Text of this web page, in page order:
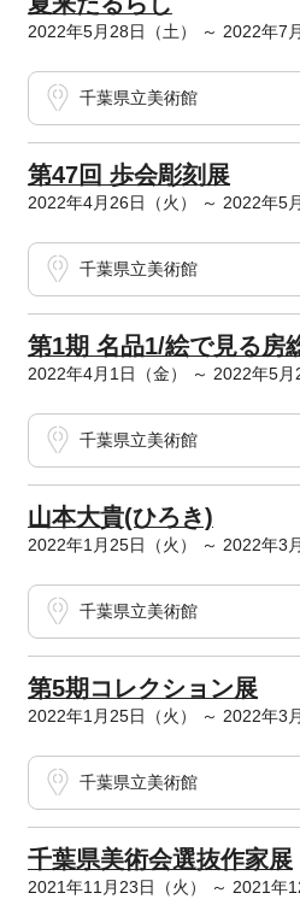
2022年5月28日（土） ～ 2022年7
千葉県立美術館
第47回 歩会彫刻展
2022年4月26日（火） ～ 2022年5
千葉県立美術館
第1期 名品1/絵で見る房
2022年4月1日（金） ～ 2022年5月
千葉県立美術館
山本大貴(ひろき)
2022年1月25日（火） ～ 2022年3
千葉県立美術館
第5期コレクション展
2022年1月25日（火） ～ 2022年3
千葉県立美術館
千葉県美術会選抜作家展
2021年11月23日（火） ～ 2021年